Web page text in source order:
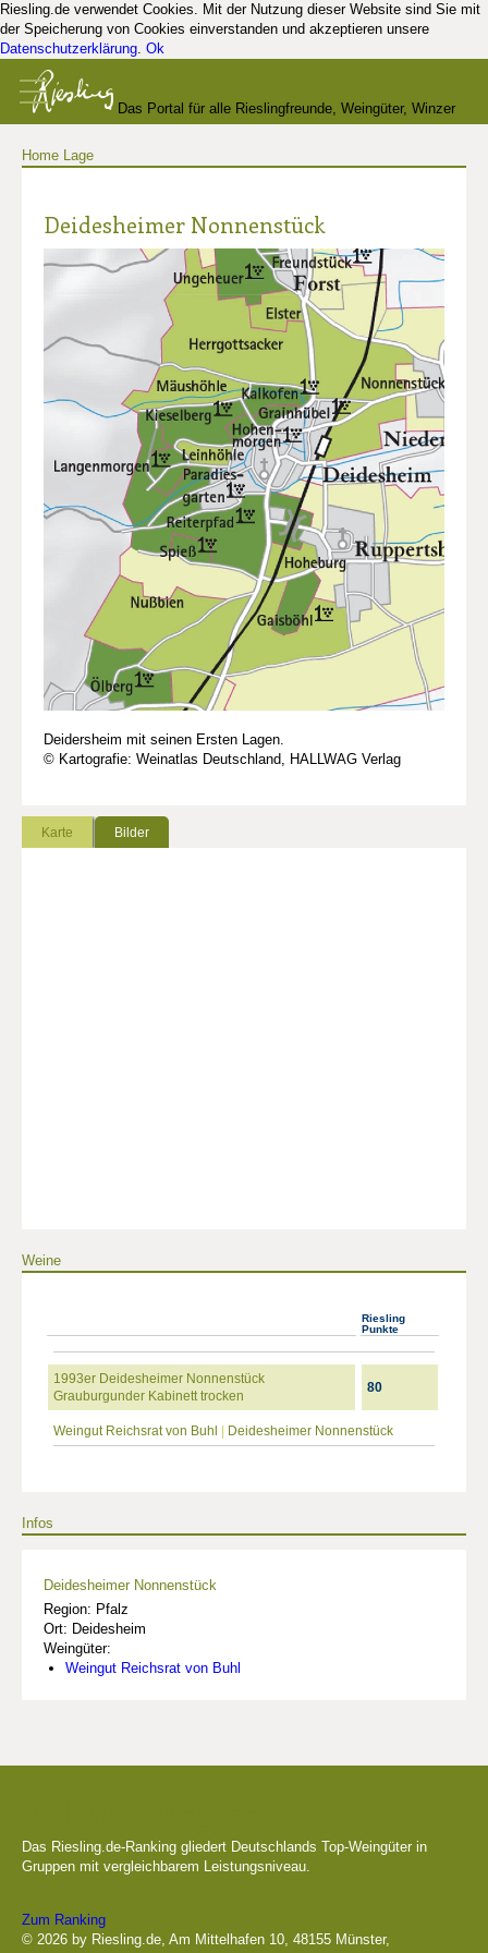
Riesling.de verwendet Cookies. Mit der Nutzung dieser Website sind Sie mit
der Speicherung von Cookies einverstanden und akzeptieren unsere
Datenschutzerklärung. Ok
Das Portal für alle Rieslingfreunde, Weingüter, Winzer
Home Lage
Deidesheimer Nonnenstück
Deidersheim mit seinen Ersten Lagen.
© Kartografie: Weinatlas Deutschland, HALLWAG Verlag
Karte Bilder
Weine
Riesling
Punkte
1993er Deidesheimer Nonnenstück
Grauburgunder Kabinett trocken
80
Weingut Reichsrat von Buhl Deidesheimer Nonnenstück
Infos
Deidesheimer Nonnenstück
Region: Pfalz
Ort: Deidesheim
Weingüter:
Weingut Reichsrat von Buhl
Das Riesling.de-Ranking gliedert Deutschlands Top-Weingüter in
Gruppen mit vergleichbarem Leistungsniveau.
Zum Ranking
© 2026 by Riesling.de, Am Mittelhafen 10, 48155 Münster,